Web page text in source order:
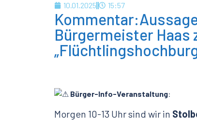
10.01.2025 15:57
Bürgermeister Haas
Bürger-Info-Veranstaltung:
Morgen 10-13 Uhr sind wir in